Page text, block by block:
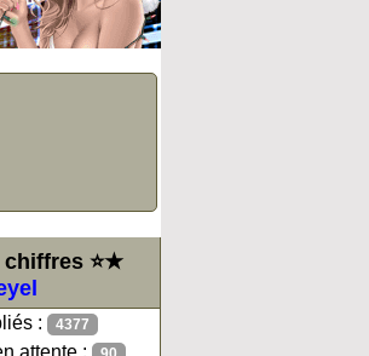
⭐★
: 4377
attente :